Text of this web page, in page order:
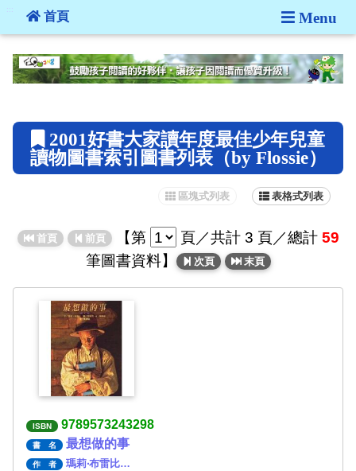
:::
首頁 Menu
2001好書大家讀年度最佳少年兒童
讀物圖書索引圖書列表（by Flossie）
表格式列表
區塊式列表
首頁 前頁 【第 頁／共計 3 頁／總計 59
筆圖書資料】
次頁 末頁
ISBN 9789573243298
書 名 最想做的事
作 者 瑪莉‧布雷比…